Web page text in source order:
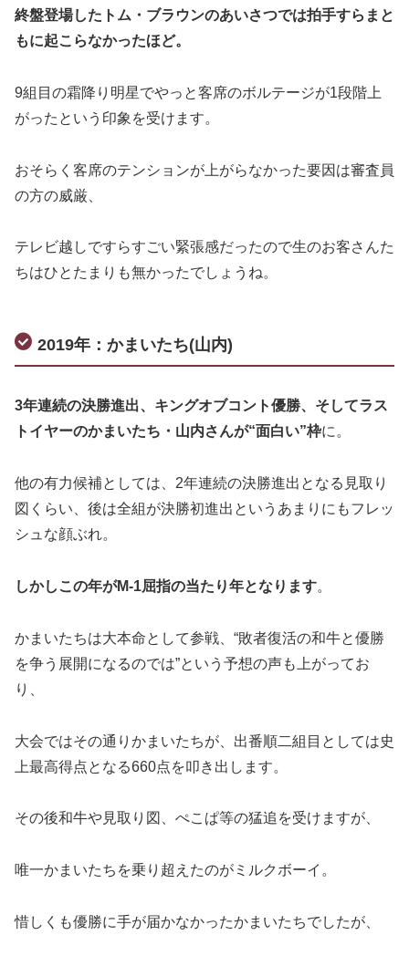
終盤登場したトム・ブラウンのあいさつでは拍手すらまと
もに起こらなかったほど。
9組目の霜降り明星でやっと客席のボルテージが1段階上
がったという印象を受けます。
おそらく客席のテンションが上がらなかった要因は審査員
の方の威厳、
テレビ越しですらすごい緊張感だったので生のお客さんた
ちはひとたまりも無かったでしょうね。
2019年：かまいたち(山内)
3年連続の決勝進出、キングオブコント優勝、そしてラス
トイヤーのかまいたち・山内さんが“面白い”枠に。
他の有力候補としては、2年連続の決勝進出となる見取り
図くらい、後は全組が決勝初進出というあまりにもフレッ
シュな顔ぶれ。
しかしこの年がM-1屈指の当たり年となります。
かまいたちは大本命として参戦、“敗者復活の和牛と優勝
を争う展開になるのでは”という予想の声も上がってお
り、
大会ではその通りかまいたちが、出番順二組目としては史
上最高得点となる660点を叩き出します。
その後和牛や見取り図、ぺこぱ等の猛追を受けますが、
唯一かまいたちを乗り超えたのがミルクボーイ。
惜しくも優勝に手が届かなかったかまいたちでしたが、